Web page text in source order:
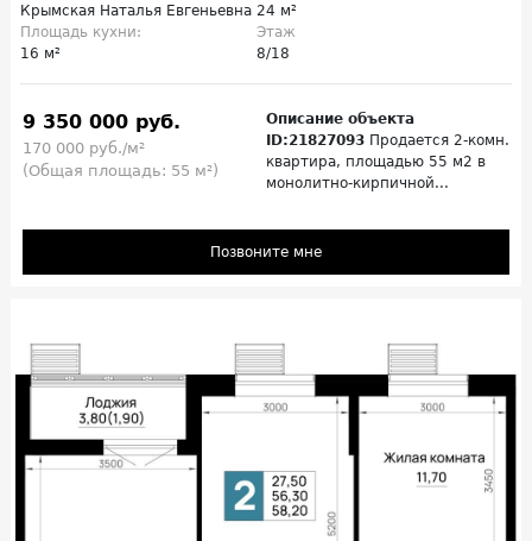
Крымская Наталья Евгеньевна 24 м²
Площадь кухни:
16 м²
Этаж
8/18
9 350 000 руб.
170 000 руб./м²
(Общая площадь: 55 м²)
Описание объекта
ID:21827093 Продается 2-комн.
квартира, площадью 55 м2 в
монолитно-кирпичной...
Позвоните мне